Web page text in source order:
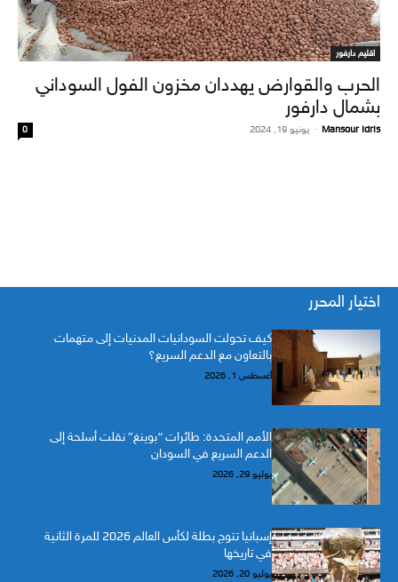
اقليم دارفور
الحرب والقوارض يهددان مخزون الفول السوداني
بشمال دارفور
Mansour Idris
- يونيو 19, 2024 0
اختيار المحرر
كيف تحولت السودانيات المدنيات إلى متهمات
بالتعاون مع الدعم السريع؟
أغسطس 1, 2026
الأمم المتحدة: طائرات “بوينغ” نقلت أسلحة إلى
الدعم السريع في السودان
يوليو 29, 2026
إسبانيا تتوج بطلة لكأس العالم 2026 للمرة الثانية
في تاريخها
يوليو 20, 2026